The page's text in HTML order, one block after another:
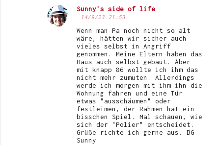
Sunny's side of life
14/9/23 21:53
Wenn man Pa noch nicht so alt
wäre, hätten wir sicher auch
vieles selbst in Angriff
genommen. Meine Eltern haben das
Haus auch selbst gebaut. Aber
mit knapp 86 wollte ich ihm das
nicht mehr zumuten. Allerdings
werde ich morgen mit ihm ihn die
Wohnung fahren und eine Tür
etwas "ausschäumen" oder
festleimen, der Rahmen hat ein
bisschen Spiel. Mal schauen, wie
sich der "Polier" entscheidet.
Grüße richte ich gerne aus. BG
Sunny